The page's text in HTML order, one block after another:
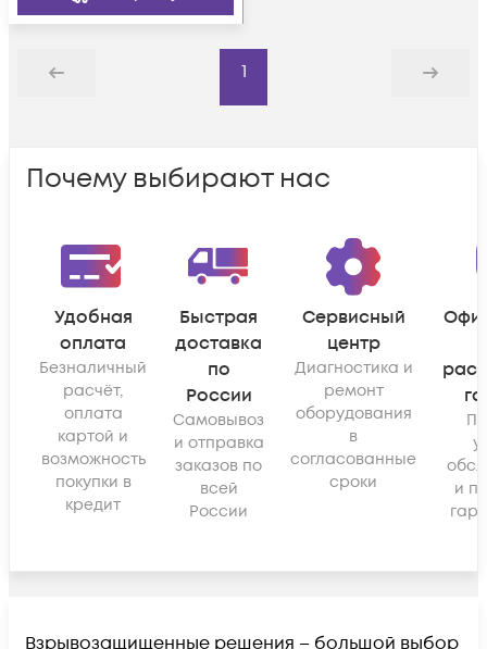
Назад
1
Дальше
Почему выбирают нас
Удобная
оплата
Безналичный
расчёт,
оплата
картой и
возможность
покупки в
кредит
Быстрая
доставка
по
России
Самовывоз
и отправка
заказов по
всей
России
Сервисный
центр
Диагностика и
ремонт
оборудования
в
согласованные
сроки
и
Взрывозащищенные решения – большой выбор